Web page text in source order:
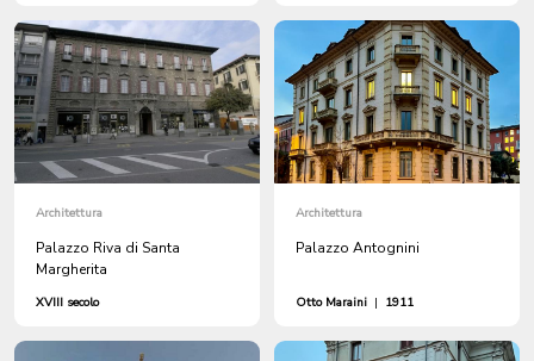
Architettura
Palazzo Riva di Santa
Margherita
XVIII secolo
Architettura
Palazzo Antognini
Otto Maraini | 1911